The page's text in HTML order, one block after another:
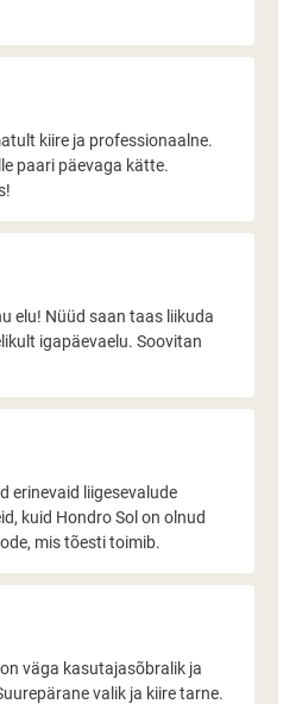
kiire ja professionaalne.
paari päevaga kätte.
elu! Nüüd saan taas liikuda
igapäevaelu. Soovitan
erinevaid liigesevalude
kuid Hondro Sol on olnud
mis tõesti toimib.
väga kasutajasõbralik ja
valik ja kiire tarne.